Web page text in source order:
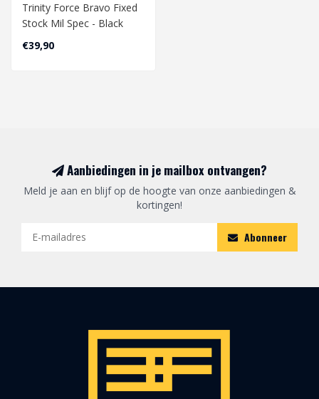
Trinity Force Bravo Fixed
Stock Mil Spec - Black
€39,90
Aanbiedingen in je mailbox ontvangen?
Meld je aan en blijf op de hoogte van onze aanbiedingen &
kortingen!
Abonneer